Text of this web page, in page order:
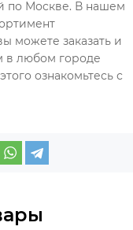
по Москве. В нашем
можете заказать и
в любом городе
ознакомьтесь с